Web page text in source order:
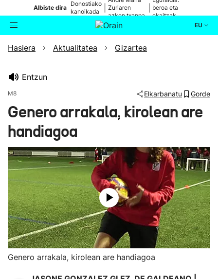
Albiste dira
Donostiako
kanoikada
Zuriaren
azken txanpa
beroa eta
ekaitzak
EU
Bilatzailea Aktualitatea
Eguraldia
Hasiera Aktualitatea Gizartea
Entzun
M8 Elkarbanatu Gorde
Genero arrakala, kirolean are
handiagoa
Genero arrakala, kirolean are handiagoa